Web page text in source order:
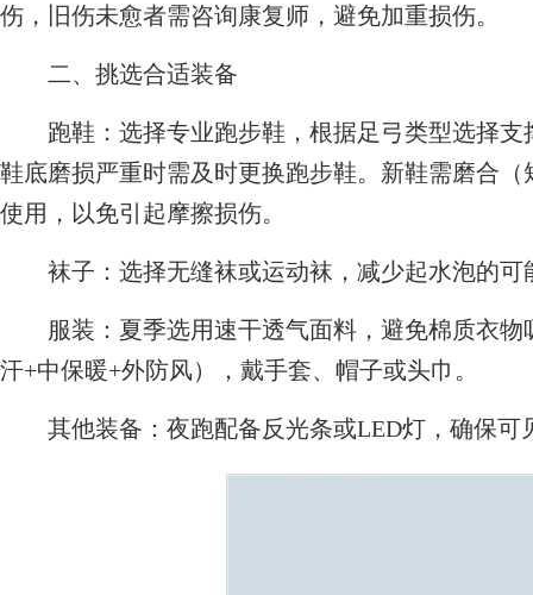
伤，旧伤未愈者需咨询康复师，避免加重损伤。
二、挑选合适装备
跑鞋：选择专业跑步鞋，根据足弓类型选择支
鞋底磨损严重时需及时更换跑步鞋。新鞋需磨合
使用，以免引起摩擦损伤。
袜子：选择无缝袜或运动袜，减少起水泡的可
服装：夏季选用速干透气面料，避免棉质衣物
汗+中保暖+外防风），戴手套、帽子或头巾。
其他装备：夜跑配备反光条或LED灯，确保可